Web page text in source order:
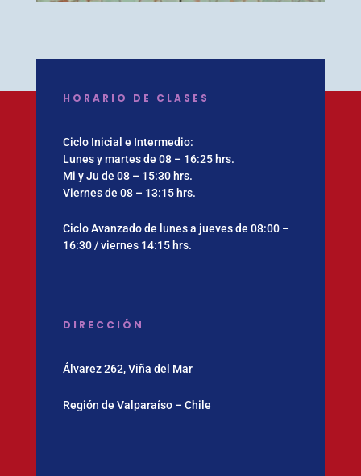
HORARIO DE CLASES
Ciclo Inicial e Intermedio:
Lunes y martes de 08 – 16:25 hrs.
Mi y Ju de 08 – 15:30 hrs.
Viernes de 08 – 13:15 hrs.
Ciclo Avanzado de lunes a jueves de 08:00 –
16:30 / viernes 14:15 hrs.
DIRECCIÓN
Álvarez 262, Viña del Mar
Región de Valparaíso – Chile